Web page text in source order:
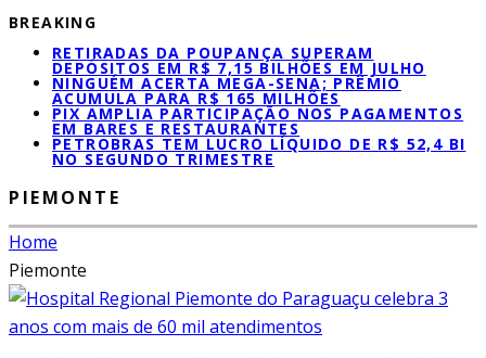
BREAKING
RETIRADAS DA POUPANÇA SUPERAM
DEPÓSITOS EM R$ 7,15 BILHÕES EM JULHO
NINGUÉM ACERTA MEGA-SENA; PRÊMIO
ACUMULA PARA R$ 165 MILHÕES
PIX AMPLIA PARTICIPAÇÃO NOS PAGAMENTOS
EM BARES E RESTAURANTES
PETROBRAS TEM LUCRO LÍQUIDO DE R$ 52,4 BI
NO SEGUNDO TRIMESTRE
PIEMONTE
Home
Piemonte